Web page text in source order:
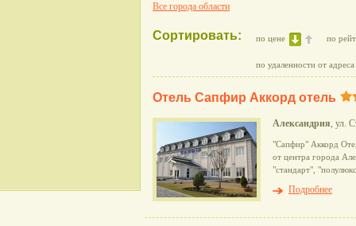
Все города области
Сортировать: по цене по
по удаленности от адреса
Отель Сапфир Аккорд отель
Александрия, ул.
"Сапфир" Аккорд
от центра города
"стандарт",
Подробнее